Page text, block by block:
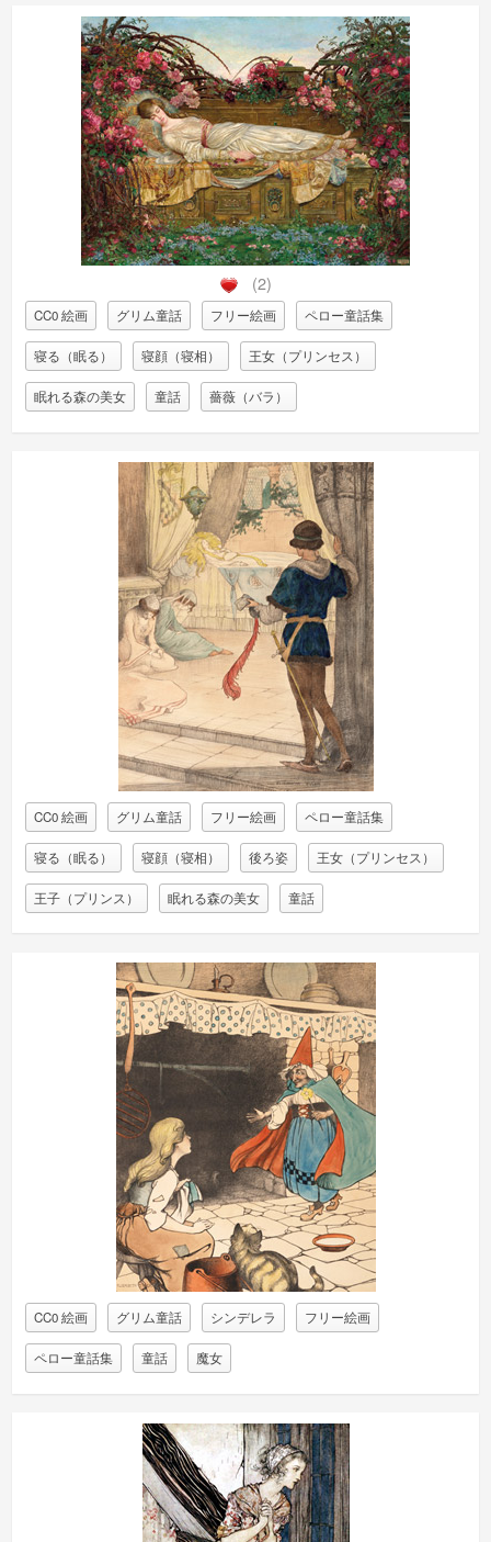
(2)
CC0 絵画 グリム童話 フリー絵画 ペロー童話集
寝る（眠る） 寝顔（寝相） 王女（プリンセス）
眠れる森の美女 童話 薔薇（バラ）
CC0 絵画 グリム童話 フリー絵画 ペロー童話集
寝る（眠る） 寝顔（寝相） 後ろ姿 王女（プリンセス）
王子（プリンス） 眠れる森の美女 童話
CC0 絵画 グリム童話 シンデレラ フリー絵画
ペロー童話集 童話 魔女